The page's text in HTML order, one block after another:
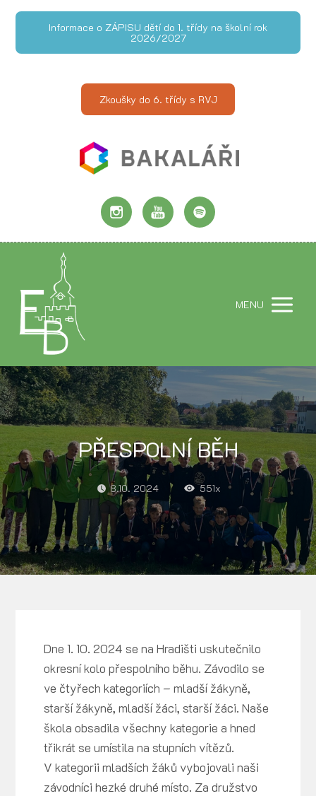
Informace o ZÁPISU dětí do 1. třídy na školní rok
2026/2027
Zkoušky do 6. třídy s RVJ
MENU
PŘESPOLNÍ BĚH
8.10. 2024 551x
Dne 1. 10. 2024 se na Hradišti uskutečnilo
okresní kolo přespolního běhu. Závodilo se
ve čtyřech kategoriích – mladší žákyně,
starší žákyně, mladší žáci, starší žáci. Naše
škola obsadila všechny kategorie a hned
třikrát se umístila na stupních vítězů.
V kategorii mladších žáků vybojovali naši
závodníci hezké druhé místo. Za družstvo